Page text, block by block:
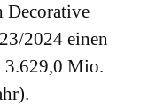
Decorative
2024 einen
3.629,0 Mio.